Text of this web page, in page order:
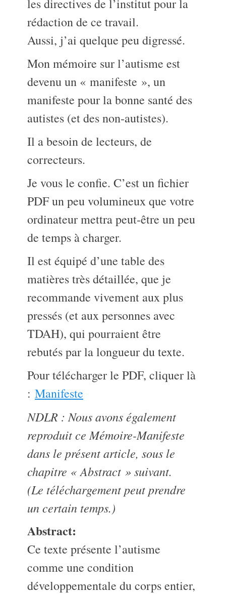
les directives de l’institut pour la
rédaction de ce travail.
Aussi, j’ai quelque peu digressé.
Mon mémoire sur l’autisme est
devenu un « manifeste », un
manifeste pour la bonne santé des
autistes (et des non-autistes).
Il a besoin de lecteurs, de
correcteurs.
Je vous le confie. C’est un fichier
PDF un peu volumineux que votre
ordinateur mettra peut-être un peu
de temps à charger.
Il est équipé d’une table des
matières très détaillée, que je
recommande vivement aux plus
pressés (et aux personnes avec
TDAH), qui pourraient être
rebutés par la longueur du texte.
Pour télécharger le PDF, cliquer là
: Manifeste
NDLR : Nous avons également
reproduit ce Mémoire-Manifeste
dans le présent article, sous le
chapitre « Abstract » suivant.
(Le téléchargement peut prendre
un certain temps.)
Abstract:
Ce texte présente l’autisme
comme une condition
développementale du corps entier,